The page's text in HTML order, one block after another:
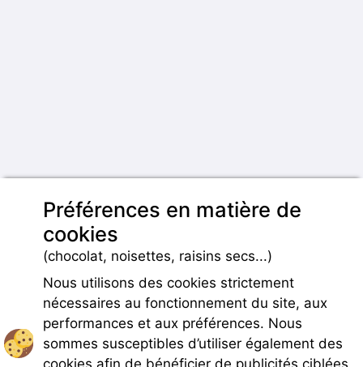
Préférences en matière de
cookies
(chocolat, noisettes, raisins secs...)
Nous utilisons des cookies strictement
nécessaires au fonctionnement du site, aux
performances et aux préférences. Nous
sommes susceptibles d’utiliser également des
cookies afin de bénéficier de publicités ciblées